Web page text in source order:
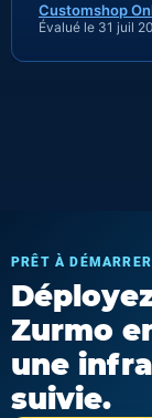
Customshop
Évalué le 31 juil
PRÊT À
Zurmo
une
suivie.